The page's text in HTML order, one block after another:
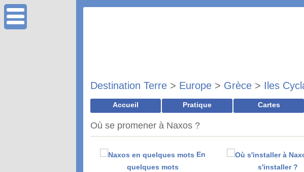
Destination Terre > Europe > Grèce > Iles
Accueil Pratique Cartes
Où se promener à Naxos ?
En
quelques mots
s'installer ?